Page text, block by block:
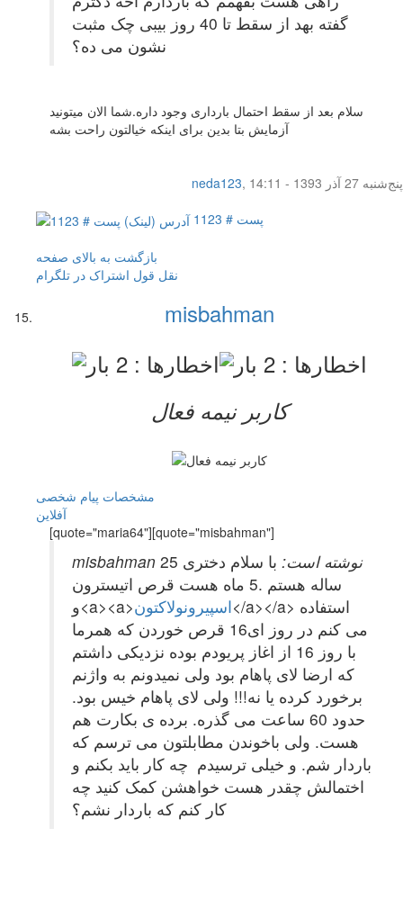
گفته بهد از سقط تا 40 روز بیبی چک مثبت
نشون می ده؟
سلام بعد از سقط احتمال بارداری وجود داره.شما الان میتونید
آزمایش بتا بدین برای اینکه خیالتون راحت بشه
neda123,
پنج‌شنبه 27 آذر 1393 - 14:11
پست # 1123
بازگشت به بالای صفحه
نقل قول اشتراک در تلگرام
misbahman
کاربر نيمه فعال
مشخصات پیام شخصی
آفلاين
[quote="maria64"][quote="misbahman"]
misbahman نوشته است:
با سلام دختری 25
ساله هستم .5 ماه هست قرص اتیسترون
و<a><a>اسپیرونولاکتون</a></a> استفاده
می کنم در روز ای16 قرص خوردن که همرما
با روز 16 از اغاز پریودم بوده نزدیکی داشتم
که ارضا لای پاهام بود ولی نمیدونم به واژنم
برخورد کرده یا نه!!! ولی لای پاهام خیس بود.
حدود 60 ساعت می گذره. برده ی بکارت هم
هست. ولی باخوندن مطابلتون می ترسم که
باردار شم. و خیلی ترسیدم چه کار باید بکنم و
اختمالش چقدر هست خواهشن کمک کنید چه
کار کنم که باردار نشم؟